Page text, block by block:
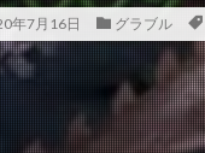
年7月16日 グラブル